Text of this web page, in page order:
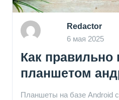
Redactor
6 мая 2025
Как правильно
планшетом
Планшеты на базе Android